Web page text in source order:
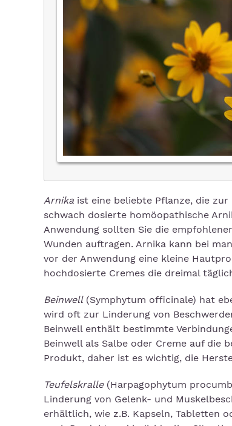
Arnika ist eine beliebte Pflanze, die
schwach dosierte homöopathische
Anwendung sollten Sie die
Wunden auftragen. Arnika kann bei
vor der Anwendung eine kleine
hochdosierte Cremes die dreimal
Beinwell(Symphytum officinale) hat
wird oft zur Linderung von
Beinwell enthält bestimmte
Beinwell als Salbe oder Creme auf die
Produkt, daher ist es wichtig, die
Teufelskralle(Harpagophytum
Linderung von Gelenk- und
erhältlich, wie z.B. Kapseln, Tabletten